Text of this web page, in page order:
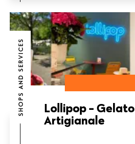
SHOPS AND SERVICES
Lollipop - Gelato
Artigianale